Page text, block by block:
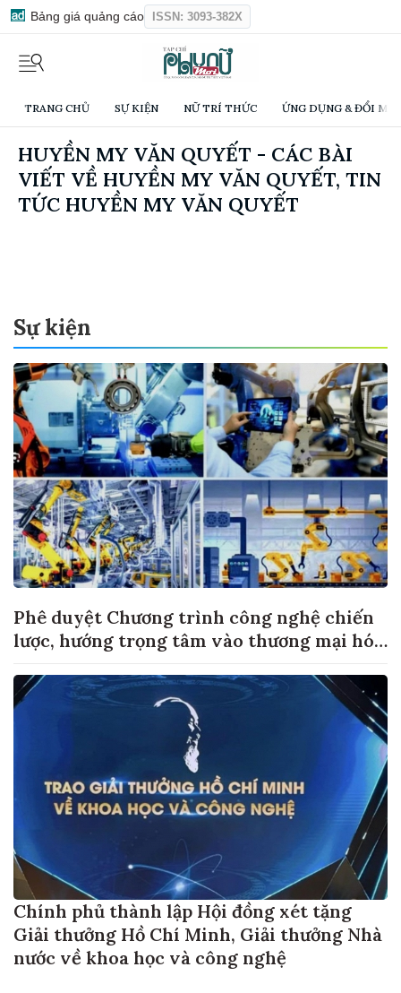
Bảng giá quảng cáo ISSN: 3093-382X
TRANG CHỦ SỰ KIỆN NỮ TRÍ THỨC ỨNG DỤNG & ĐỔI
HUYỀN MY VĂN QUYẾT - CÁC BÀI
VIẾT VỀ HUYỀN MY VĂN QUYẾT, TIN
TỨC HUYỀN MY VĂN QUYẾT
Sự kiện
Phê duyệt Chương trình công nghệ chiến
lược, hướng trọng tâm vào thương mại hóa
Chính phủ thành lập Hội đồng xét tặng
Giải thưởng Hồ Chí Minh, Giải thưởng Nhà
nước về khoa học và công nghệ